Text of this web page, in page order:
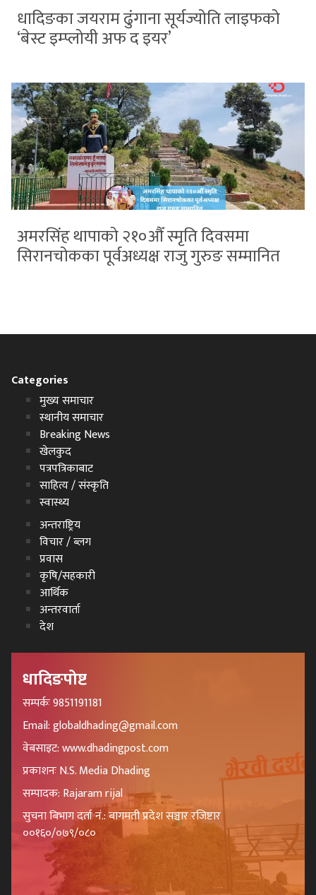
धादिङका जयराम ढुंगाना सूर्यज्योति लाइफको
‘बेस्ट इम्प्लोयी अफ द इयर’
अमरसिंह थापाको २१०औँ स्मृति दिवसमा
सिरानचोकका पूर्वअध्यक्ष राजु गुरुङ सम्मानित
Categories
मुख्य समाचार
स्थानीय समाचार
Breaking News
खेलकुद
पत्रपत्रिकाबाट
साहित्य / संस्कृति
स्वास्थ्य
अन्तराष्ट्रिय
विचार / ब्लग
प्रवास
कृषि/सहकारी
आर्थिक
अन्तरवार्ता
देश
धादिङपोष्ट
सम्पर्कः 9851191181
Email: globaldhading@gmail.com
वेबसाइट: www.dhadingpost.com
प्रकाशनः N.S. Media Dhading
सम्पादक: Rajaram rijal
सुचना बिभाग दर्ता नं.: बागमती प्रदेश सञ्चार रजिष्टार
००१६०/०७९/०८०